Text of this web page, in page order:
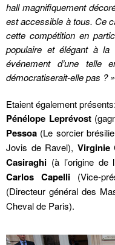
hall magnifiquement
est accessible à tous. Ce
cette compétition en
populaire et élégant à
événement d’une telle
démocratiserait-elle pas ? »
Etaient également présents:
Pénélope Leprévost
Pessoa (Le sorcier
Jovis de Ravel), Virginie
Casiraghi (à l’origine de
Carlos Capelli(Vice-
(Directeur général des
Cheval de Paris).